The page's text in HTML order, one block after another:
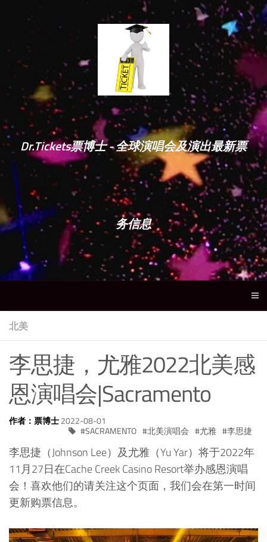
Dr.Tickets票博士 - 全球演唱会及演出最新票
务信息
北美
李思捷，尤雅2022北美感
恩演唱会|Sacramento
作者：票博士2022-08-01
SACRAMENTO
北美演唱会 尤雅 李思捷
李思捷（Johnson Lee）及尤雅（Yu Yar）将于2022年
11月27日在Cache Creek Casino Resort举办感恩演唱
会！喜欢他们的请关注这个页面，我们会在第一时间
更新购票信息。